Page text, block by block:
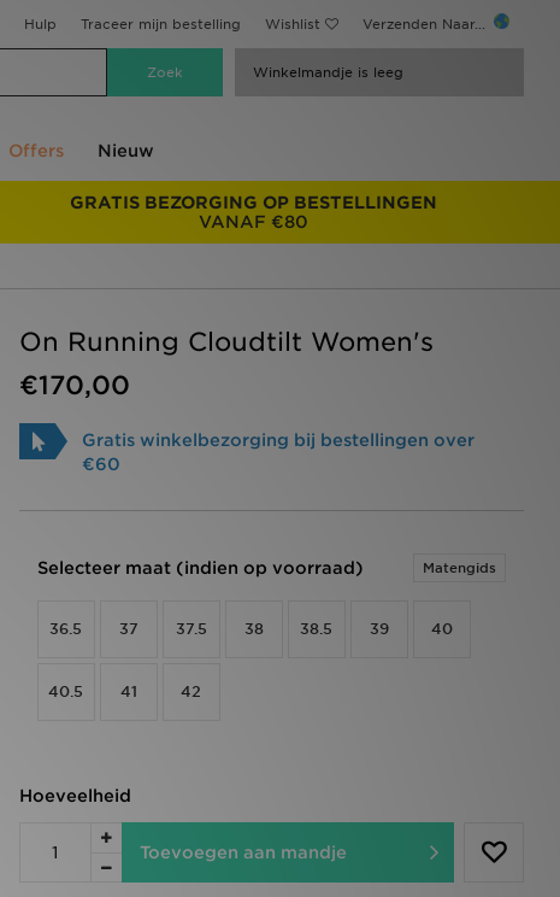
Hulp Traceer mijn bestelling Wishlist Verzenden Naar...
Winkelmandje is leeg
Offers Nieuw
GRATIS BEZORGING OP BESTELLINGEN
VANAF €80
On Running Cloudtilt Women's
€170,00
Gratis winkelbezorging bij bestellingen over
€60
Selecteer maat (indien op voorraad) Matengids
36.5 37 37.5 38 38.5 39 40
40.5 41 42
Hoeveelheid
Toevoegen aan mandje